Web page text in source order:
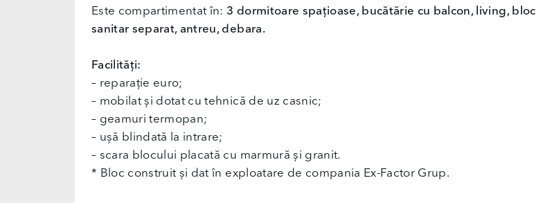
Este compartimentat în:3 dormitoare spațioase, bucătărie cu balcon, living, bloc
sanitar separat, antreu, debara.
Facilități:
– reparație euro;
– mobilat și dotat cu tehnică de uz casnic;
– geamuri termopan;
– ușă blindată la intrare;
– scara blocului placată cu marmură și granit.
* Bloc construit și dat în exploatare de compania Ex-Factor Grup.